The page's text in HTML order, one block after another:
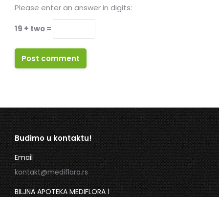
Please enter an answer in digits:
19 + two =
Post comment
Budimo u kontaktu!
Email
kontakt@mediflora.rs
BILJNA APOTEKA MEDIFLORA 1